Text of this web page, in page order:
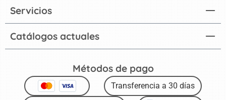
Catálogos actuales
Servicios
Métodos de pago
Transferencia a 30 días